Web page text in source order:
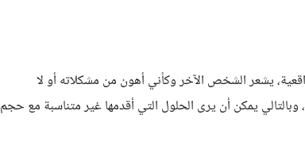
يشعر الشخص الآخر وكأني أهون من مشكلاته أو لا
يمكن أن يرى الحلول التي أقدمها غير متناسبة مع حجم